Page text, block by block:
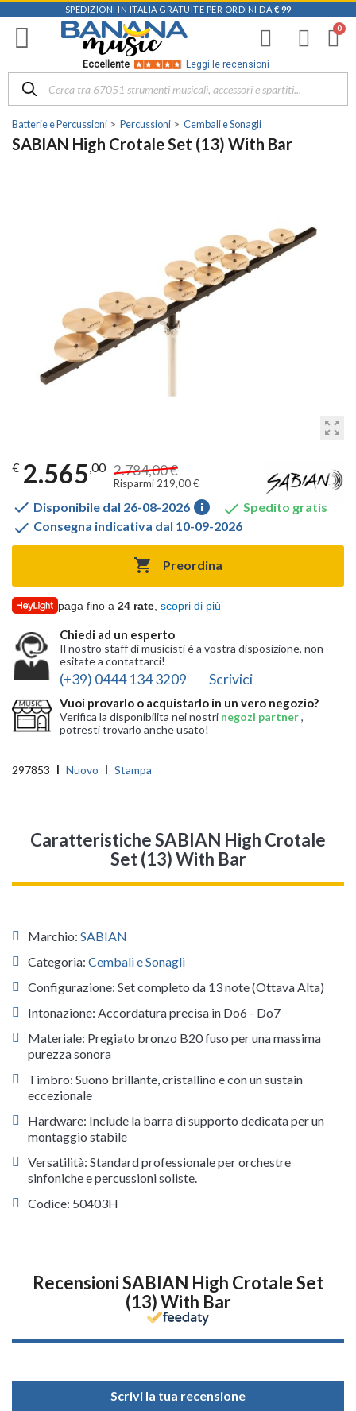
SPEDIZIONI IN ITALIA GRATUITE PER ORDINI DA € 99
Eccellente Leggi le recensioni
Batterie e Percussioni Percussioni Cembali e Sonagli
SABIAN High Crotale Set (13) With Bar
zoom_out_map
€ 2.565,00 2.784,00 €
Risparmi 219,00 €
 Disponibile dal 26-08-2026 info  Spedito gratis
 Consegna indicativa dal 10-09-2026
 Preordina
paga fino a24 rate ,scopri di più
Chiedi ad un esperto
Il nostro staff di musicisti è a vostra disposizione, non
esitate a contattarci!
(+39) 0444 134 3209 Scrivici
Vuoi provarlo o acquistarlo in un vero negozio?
Verifica la disponibilita nei nostri negozi partner,
potresti trovarlo anche usato!
297853 Nuovo Stampa
Caratteristiche SABIAN High Crotale
Set (13) With Bar
Marchio: SABIAN
Categoria: Cembali e Sonagli
Configurazione: Set completo da 13 note (Ottava Alta)
Intonazione: Accordatura precisa in Do6 - Do7
Materiale: Pregiato bronzo B20 fuso per una massima
purezza sonora
Timbro: Suono brillante, cristallino e con un sustain
eccezionale
Hardware: Include la barra di supporto dedicata per un
montaggio stabile
Versatilità: Standard professionale per orchestre
sinfoniche e percussioni soliste.
Codice: 50403H
Recensioni SABIAN High Crotale Set
(13) With Bar
Scrivi la tua recensione